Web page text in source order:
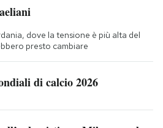
dove la tensione è più alta del
presto cambiare
di calcio 2026